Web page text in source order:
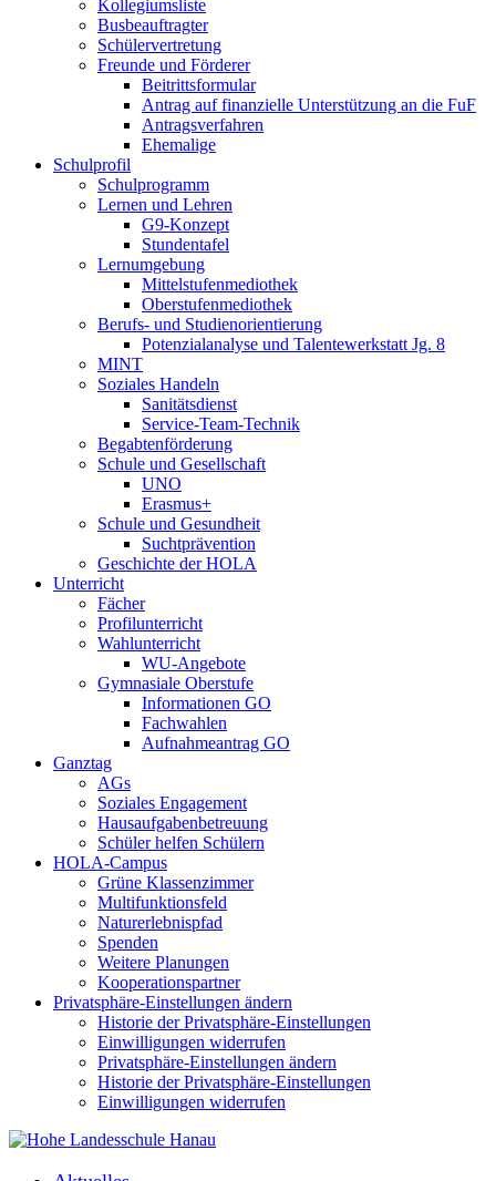
Kollegiumsliste
Busbeauftragter
Schülervertretung
Freunde und Förderer
Beitrittsformular
Antrag auf finanzielle Unterstützung an die FuF
Antragsverfahren
Ehemalige
Schulprofil
Schulprogramm
Lernen und Lehren
G9-Konzept
Stundentafel
Lernumgebung
Mittelstufenmediothek
Oberstufenmediothek
Berufs- und Studienorientierung
Potenzialanalyse und Talentewerkstatt Jg. 8
MINT
Soziales Handeln
Sanitätsdienst
Service-Team-Technik
Begabtenförderung
Schule und Gesellschaft
UNO
Erasmus+
Schule und Gesundheit
Suchtprävention
Geschichte der HOLA
Unterricht
Fächer
Profilunterricht
Wahlunterricht
WU-Angebote
Gymnasiale Oberstufe
Informationen GO
Fachwahlen
Aufnahmeantrag GO
Ganztag
AGs
Soziales Engagement
Hausaufgabenbetreuung
Schüler helfen Schülern
HOLA-Campus
Grüne Klassenzimmer
Multifunktionsfeld
Naturerlebnispfad
Spenden
Weitere Planungen
Kooperationspartner
Privatsphäre-Einstellungen ändern
Historie der Privatsphäre-Einstellungen
Einwilligungen widerrufen
Privatsphäre-Einstellungen ändern
Historie der Privatsphäre-Einstellungen
Einwilligungen widerrufen